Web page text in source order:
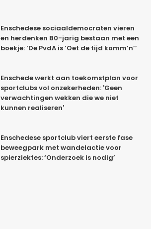
Enschedese sociaaldemocraten vieren
en herdenken 80-jarig bestaan met een
boekje: ‘De PvdA is ‘Oet de tijd komm’n’’
Enschede werkt aan toekomstplan voor
sportclubs vol onzekerheden: 'Geen
verwachtingen wekken die we niet
kunnen realiseren'
Enschedese sportclub viert eerste fase
beweegpark met wandelactie voor
spierziektes: ‘Onderzoek is nodig’